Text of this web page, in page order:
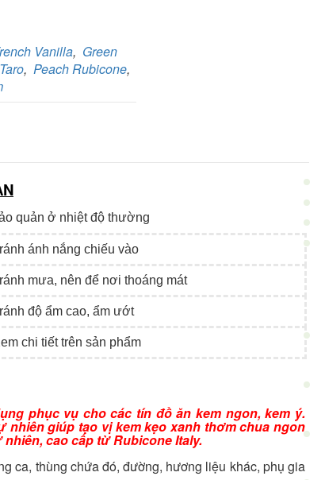
Vanilla, Green
,Peach Rubicone,
quản ở nhiệt độ thường
ánh nắng chiếu vào
mưa, nên để nơi thoáng mát
độ ẩm cao, ẩm ướt
chi tiết trên sản phẩm
phục vụ cho các tín đồ ăn kem ngon, kem ý.
giúp tạo vị kem kẹo xanh thơm chua ngon
cao cấp từ Rubicone Italy.
ca, thùng chứa đó, đường, hương liệu khác, phụ gia